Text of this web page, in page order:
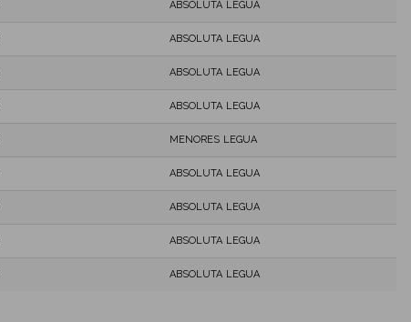
ABSOLUTA LEGUA
ABSOLUTA LEGUA
ABSOLUTA LEGUA
ABSOLUTA LEGUA
MENORES LEGUA
ABSOLUTA LEGUA
ABSOLUTA LEGUA
ABSOLUTA LEGUA
ABSOLUTA LEGUA